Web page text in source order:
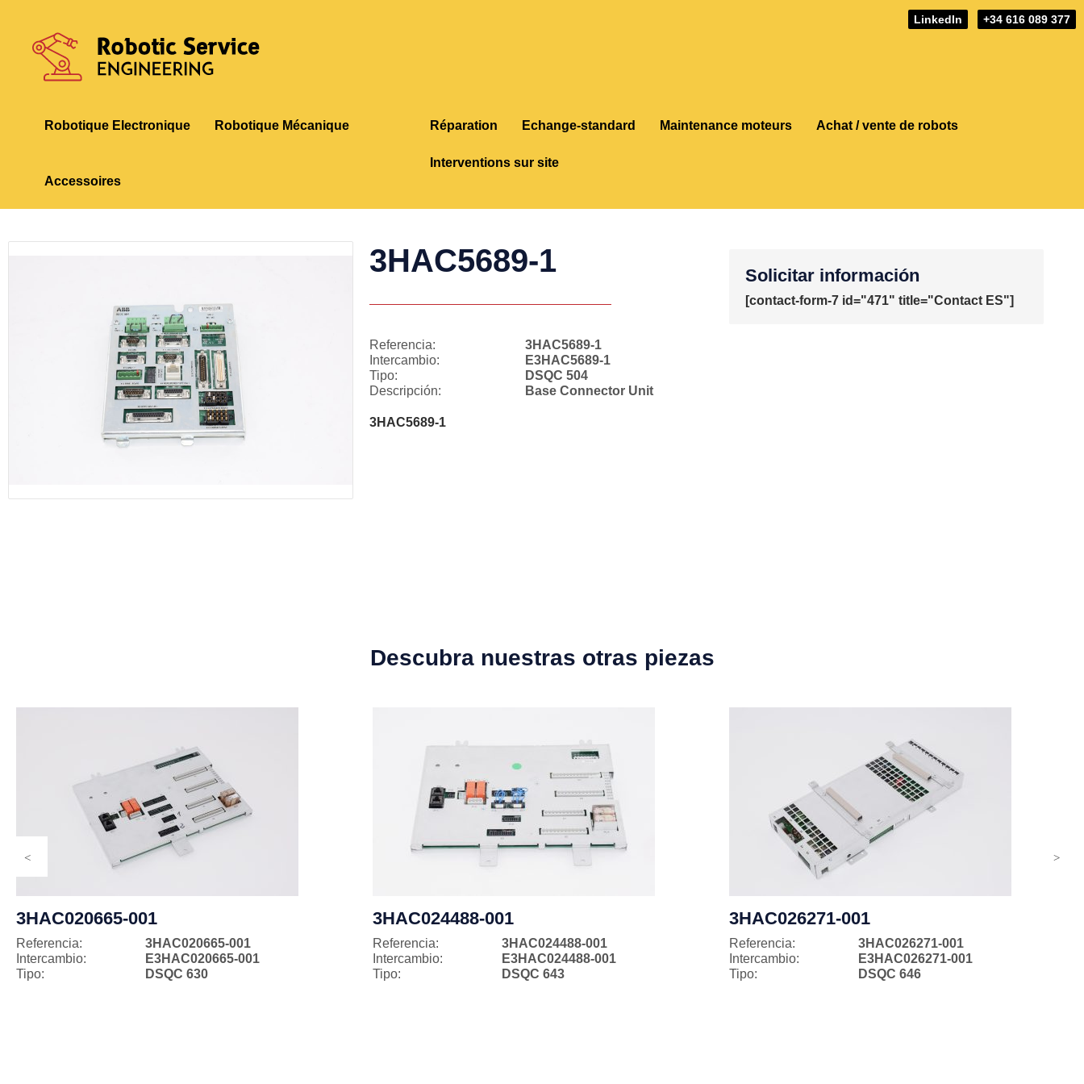
content
Robotique Electronique Robotique Mécanique
Accessoires
Réparation Echange-standard Maintenance moteurs Achat / vente de robots
Interventions sur site
LinkedIn +34 616 089 377
3HAC5689-1
Referencia:
3HAC5689-1
Intercambio:
E3HAC5689-1
Tipo:
DSQC 504
Descripción:
Base Connector Unit
3HAC5689-1
Solicitar información
[contact-form-7 id="471" title="Contact ES"]
Descubra nuestras otras piezas
3HAC020665-001
Referencia:
3HAC020665-001
Intercambio:
E3HAC020665-001
Tipo:
DSQC 630
3HAC024488-001
Referencia:
3HAC024488-001
Intercambio:
E3HAC024488-001
Tipo:
DSQC 643
3HAC026271-001
Referencia:
3HAC026271-001
Intercambio:
E3HAC026271-001
Tipo:
DSQC 646